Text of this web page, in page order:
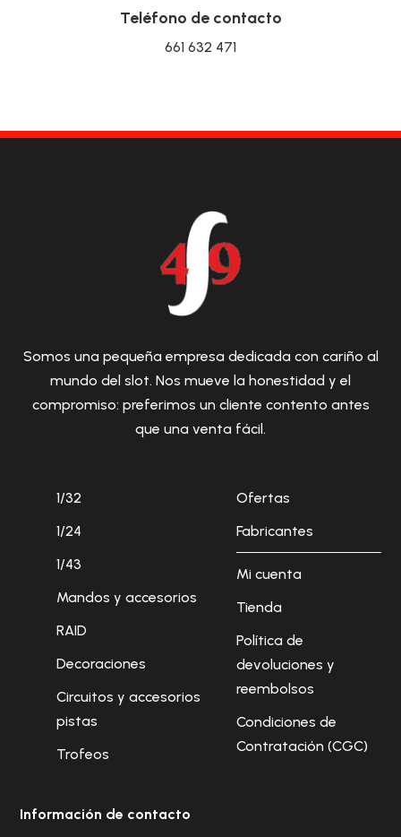
Teléfono de contacto
661 632 471
Somos una pequeña empresa dedicada con cariño al
mundo del slot. Nos mueve la honestidad y el
compromiso: preferimos un cliente contento antes
que una venta fácil.
1/32
1/24
1/43
Mandos y accesorios
RAID
Decoraciones
Circuitos y accesorios
pistas
Trofeos
Ofertas
Fabricantes
Mi cuenta
Tienda
Política de
devoluciones y
reembolsos
Condiciones de
Contratación (CGC)
Información de contacto